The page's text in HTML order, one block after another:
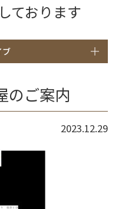
ております
ブ
ご案内
2023.12.29